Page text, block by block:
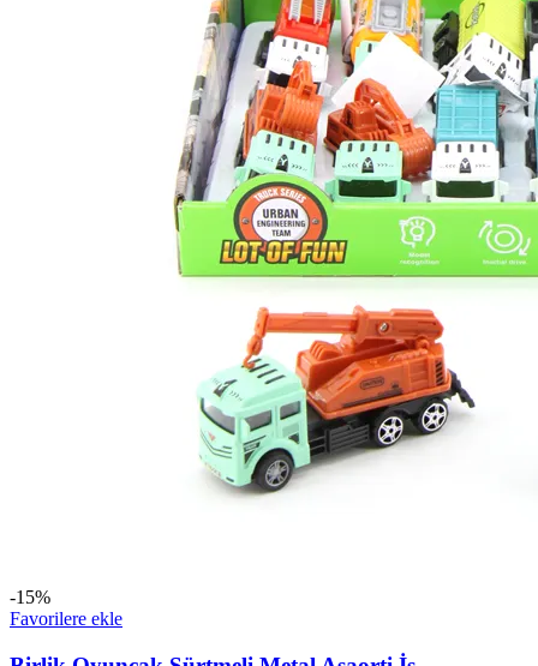
-15%
Favorilere ekle